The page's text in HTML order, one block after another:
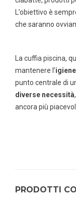
L’obiettivo è
che saranno
La cuffia piscina,
mantenere l’
punto centrale di
diverse necessità
ancora più
PRODOTTI